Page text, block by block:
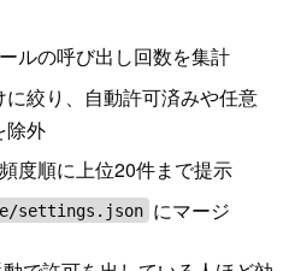
ルの呼び出し回数を集計
絞り、自動許可済みや任意
除外
度順に上位20件まで提示
settings.json にマージ